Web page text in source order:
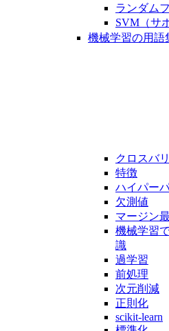
ランダム
SVM（サ
機械学習の用語
クロスバ
特徴
ハイパー
欠測値
マージン
機械学習
識
過学習
前処理
次元削減
正則化
scikit-learn